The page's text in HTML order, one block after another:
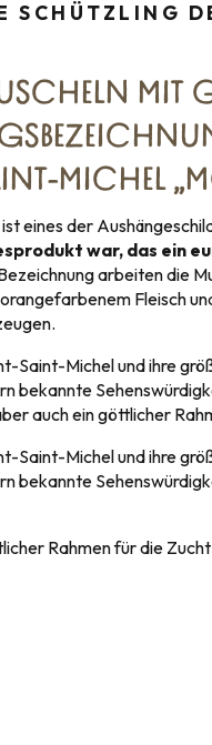
SCHÜTZLING
MIT
MICHEL
eines der
war, das ein
arbeiten die
Fleisch
Saint-Michel und ihre
bekannte
auch ein göttlicher
Saint-Michel und ihre
bekannte
Rahmen für die